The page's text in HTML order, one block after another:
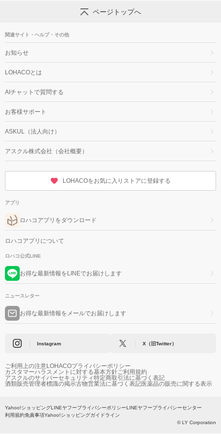
ページトップへ
関連サイト・ヘルプ・その他
お知らせ
LOHACOとは
AIチャットで質問する
お客様サポート
ASKUL（法人向け）
アスクル株式会社（会社概要）
LOHACOをお気に入りストアに登録する
アプリ
ロハコアプリをダウンロード
ロハコアプリについて
ロハコ公式LINE
お得な最新情報をLINEでお届けします
ニュースレター
お得な最新情報をメールでお届けします
Instagram X（旧Twitter）
ご利用上の注意LOHACOプライバシーポリシー
カスタマーハラスメントに対する基本方針ご利用規約
アスクルのサイバーセキュリティ特定商取引法に基づく表記
酒類販売管理者標識の掲示古物営業法に基づく表記医薬品の販売に関する表示
Yahoo!ショッピングLINEヤフープライバシーポリシーLINEヤフープライバシーセンター
利用規約免責事項Yahoo!ショッピングガイドライン
© LY Corporation